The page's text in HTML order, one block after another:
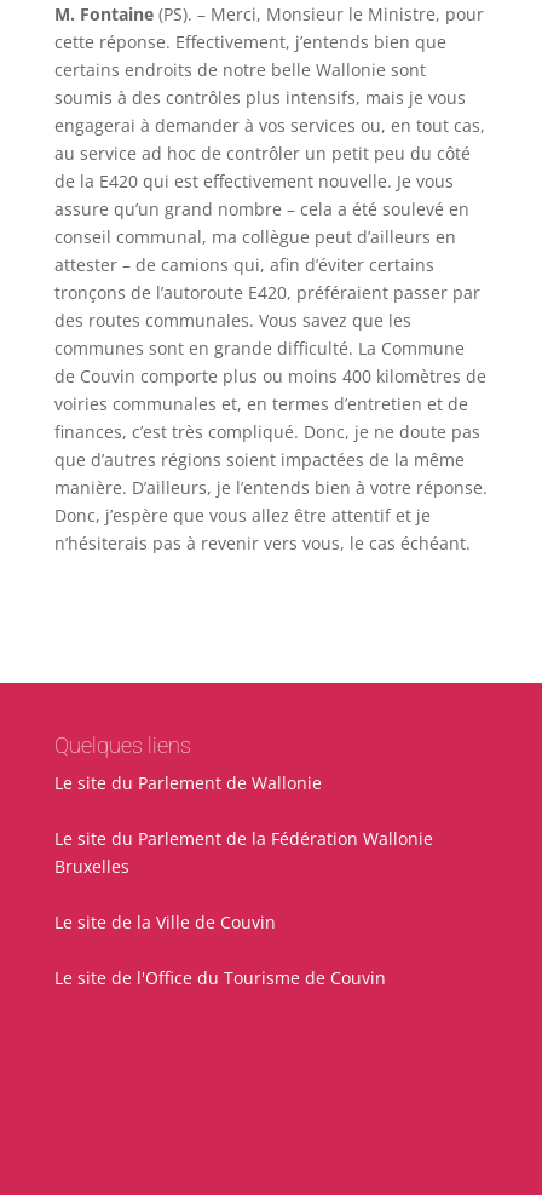
M. Fontaine(PS). – Merci, Monsieur le Ministre, pour
cette réponse. Effectivement, j’entends bien que
certains endroits de notre belle Wallonie sont
soumis à des contrôles plus intensifs, mais je vous
engagerai à demander à vos services ou, en tout cas,
au service ad hoc de contrôler un petit peu du côté
de la E420 qui est effectivement nouvelle. Je vous
assure qu’un grand nombre – cela a été soulevé en
conseil communal, ma collègue peut d’ailleurs en
attester – de camions qui, afin d’éviter certains
tronçons de l’autoroute E420, préféraient passer par
des routes communales. Vous savez que les
communes sont en grande difficulté. La Commune
de Couvin comporte plus ou moins 400 kilomètres de
voiries communales et, en termes d’entretien et de
finances, c’est très compliqué. Donc, je ne doute pas
que d’autres régions soient impactées de la même
manière. D’ailleurs, je l’entends bien à votre réponse.
Donc, j’espère que vous allez être attentif et je
n’hésiterais pas à revenir vers vous, le cas échéant.
Quelques liens
Le site du Parlement de Wallonie
Le site du Parlement de la Fédération Wallonie
Bruxelles
Le site de la Ville de Couvin
Le site de l'Office du Tourisme de Couvin